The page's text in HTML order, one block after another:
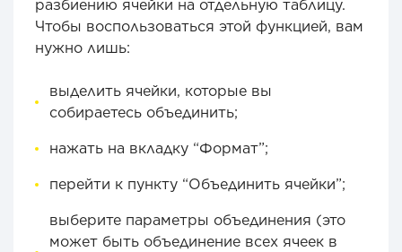
разбиению ячейки на отдельную таблицу.
Чтобы воспользоваться этой функцией, вам
нужно лишь:
выделить ячейки, которые вы
собираетесь объединить;
нажать на вкладку “Формат”;
перейти к пункту “Объединить ячейки”;
выберите параметры объединения (это
может быть объединение всех ячеек в